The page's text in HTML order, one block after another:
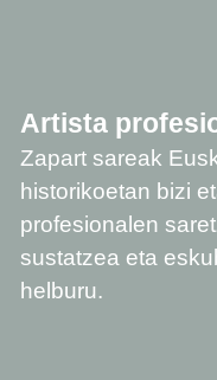
Artista
Zapart sareak
historikoetan bizi
profesionalen
sustatzea eta
helburu.